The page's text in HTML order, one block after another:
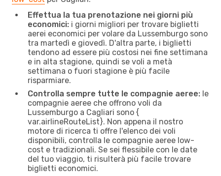
Effettua la tua prenotazione nei giorni più
economici: i giorni migliori per trovare biglietti
aerei economici per volare da Lussemburgo sono
tra martedì e giovedì. D'altra parte, i biglietti
tendono ad essere più costosi nei fine settimana
e in alta stagione, quindi se voli a metà
settimana o fuori stagione è più facile
risparmiare.
Controlla sempre tutte le compagnie aeree: le
compagnie aeree che offrono voli da
Lussemburgo a Cagliari sono {​
var.airlineRouteList}. Non appena il nostro
motore di ricerca ti offre l'elenco dei voli
disponibili, controlla le compagnie aeree low-
cost e tradizionali. Se sei flessibile con le date
del tuo viaggio, ti risulterà più facile trovare
biglietti economici.